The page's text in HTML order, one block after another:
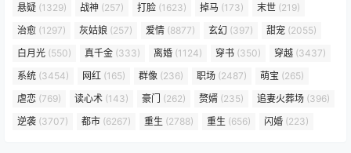
悬疑 (1329) 战神 (257) 打脸 (1623) 掉马 (173) 末世 (219)
治愈 (1297) 灰姑娘 (257) 爱情 (8877) 玄幻 (397) 甜宠 (2055)
白月光 (550) 真千金 (333) 离婚 (1124) 穿书 (350) 穿越 (3437)
系统 (3454) 网红 (165) 群像 (236) 职场 (2487) 萌宝 (265)
虐恋 (769) 读心术 (143) 豪门 (262) 赘婿 (235) 追妻火葬场 (396)
逆袭 (3707) 都市 (6267) 重生 (2788) 重生 (656) 闪婚 (223)